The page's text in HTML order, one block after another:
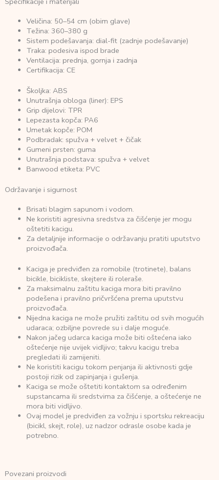
Veličina: 50–54 cm (obim glave)
Težina: 360–380 g
Sistem podešavanja: dial-fit (zadnje podešavanje)
Traka: podesiva ispod brade
Ventilacija: prednja, gornja i zadnja
Certifikacija: CE
Školjka: ABS
Unutrašnja obloga (liner): EPS
Grip dijelovi: TPR
Lepezasta kopča: PA6
Umetak kopče: POM
Podbradak: spužva + velvet + čičak
Gumeni prsten: guma
Unutrašnja podstava: spužva + velvet
Banwood etiketa: PVC
Održavanje i sigurnost
Brisati blagim sapunom i vodom.
Ne koristiti agresivna sredstva za čišćenje jer mogu
oštetiti kacigu.
Za detaljnije informacije o održavanju pratiti uputstvo
proizvođača.
Kaciga je predviđen za romobile (trotinete), balans
bicikle, bicikliste, skejtere ili roleraše.
Za maksimalnu zaštitu kaciga mora biti pravilno
podešena i pravilno pričvršćena prema uputstvu
proizvođača.
Nijedna kaciga ne može pružiti zaštitu od svih mogućih
udaraca; ozbiljne povrede su i dalje moguće.
Nakon jačeg udarca kaciga može biti oštećena iako
oštećenje nije uvijek vidljivo; takvu kacigu treba
pregledati ili zamijeniti.
Ne koristiti kacigu tokom penjanja ili aktivnosti gdje
postoji rizik od zapinjanja i gušenja.
Kaciga se može oštetiti kontaktom sa određenim
supstancama ili sredstvima za čišćenje, a oštećenje ne
mora biti vidljivo.
Ovaj model je predviđen za vožnju i sportsku rekreaciju
(bicikl, skejt, role), uz nadzor odrasle osobe kada je
potrebno.
Povezani proizvodi